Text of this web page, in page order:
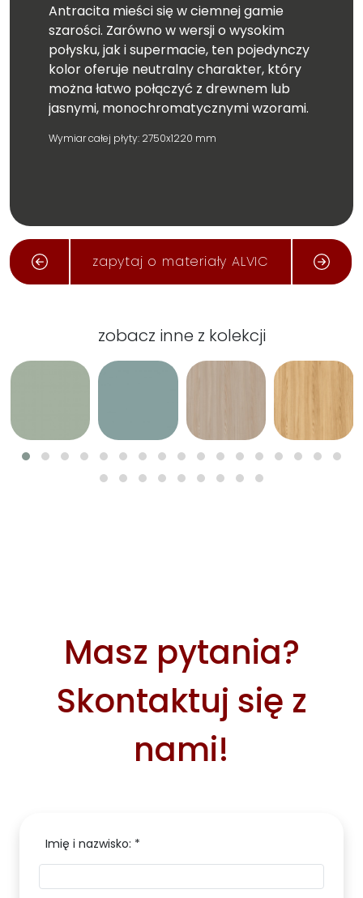
Antracita mieści się w ciemnej gamie
szarości. Zarówno w wersji o wysokim
połysku, jak i supermacie, ten pojedynczy
kolor oferuje neutralny charakter, który
można łatwo połączyć z drewnem lub
jasnymi, monochromatycznymi wzorami.
Wymiar całej płyty: 2750x1220 mm
zapytaj o materiały ALVIC
zobacz inne z kolekcji
Masz pytania?
Skontaktuj się z
nami!
Imię i nazwisko: *